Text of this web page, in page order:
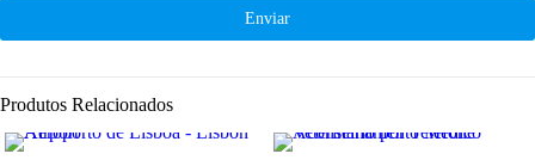
Produtos Relacionados